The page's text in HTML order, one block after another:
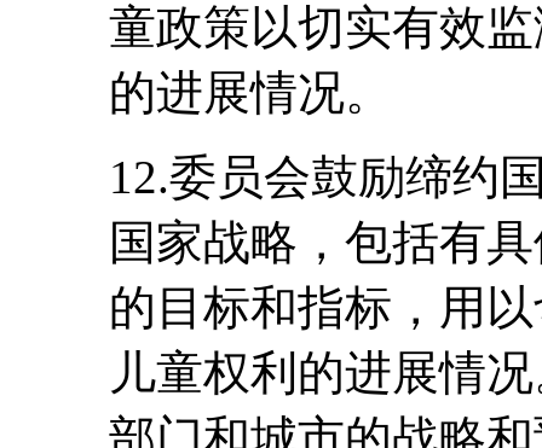
童政策以切实有效
的进展情况。
12.委员会鼓励缔约
国家战略，包括有
的目标和指标，用
儿童权利的进展情